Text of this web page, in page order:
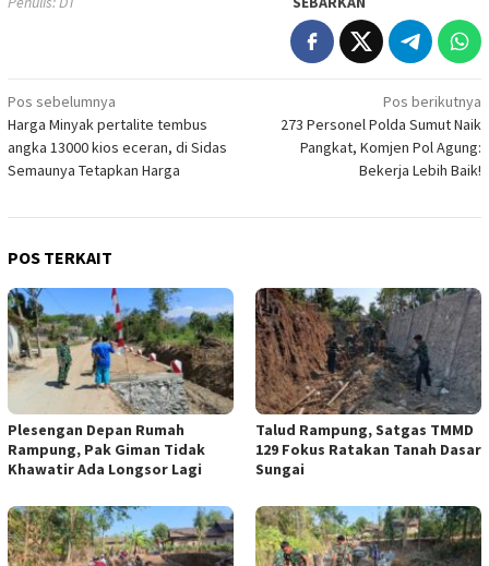
Navigasi
pos
Pos sebelumnya
Harga Minyak pertalite tembus
angka 13000 kios eceran, di Sidas
Semaunya Tetapkan Harga
Pos berikutnya
273 Personel Polda Sumut Naik
Pangkat, Komjen Pol Agung:
Bekerja Lebih Baik!
POS TERKAIT
Plesengan Depan Rumah
Rampung, Pak Giman Tidak
Khawatir Ada Longsor Lagi
Talud Rampung, Satgas TMMD
129 Fokus Ratakan Tanah Dasar
Sungai